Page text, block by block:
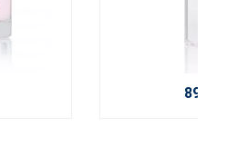
89.50